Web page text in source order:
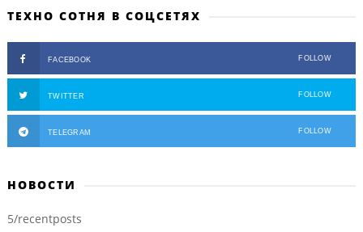
ТЕХНО СОТНЯ В СОЦСЕТЯХ
FACEBOOK FOLLOW
TWITTER FOLLOW
TELEGRAM FOLLOW
НОВОСТИ
5/recentposts